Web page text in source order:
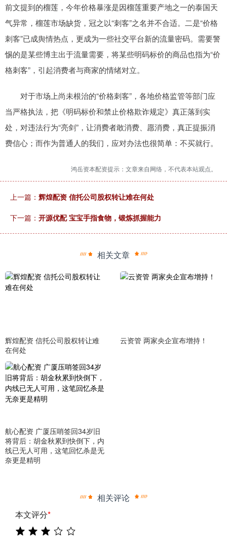
前文提到的榴莲，今年价格暴涨是因榴莲重要产地之一的泰国天
气异常，榴莲市场缺货，冠之以“刺客”之名并不合适。二是“价格
刺客”已成舆情热点，更成为一些社交平台新的流量密码。需要警
惕的是某些博主出于流量需要，将某些明码标价的商品也指为“价
格刺客”，引起消费者与商家的情绪对立。
对于市场上尚未根治的“价格刺客”，各地价格监管等部门应
当严格执法，把《明码标价和禁止价格欺诈规定》真正落到实
处，对违法行为“亮剑”，让消费者敢消费、愿消费，真正提振消
费信心；而作为普通人的我们，应对办法也很简单：不买就行。
鸿岳资本配资提示：文章来自网络，不代表本站观点。
上一篇： 辉煌配资 信托公司股权转让难在何处
下一篇： 开源优配 宝宝手指食物，锻炼抓握能力
相关文章
辉煌配资 信托公司股权转让难
在何处
云资管 两家央企宣布增持！
航心配资 广厦压哨签回34岁旧
将背后：胡金秋累到快倒下，内
线已无人可用，这笔回忆杀是无
奈更是精明
相关评论
本文评分*